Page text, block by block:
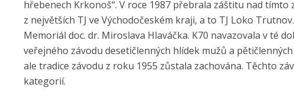
hřebenech Krkonoš“. V roce 1987 přebrala záštitu nad tímto
z největších TJ ve Východočeském kraji, a to TJ Loko
Memoriál doc. dr. Miroslava Hlaváčka. K70 navazovala v té
veřejného závodu desetičlenných hlídek mužů a
ale tradice závodu z roku 1955 zůstala zachována. Těchto
kategorií.